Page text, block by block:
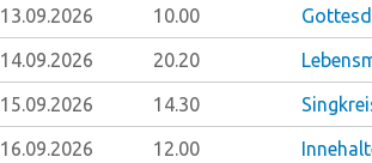
13.09.2026 10.00
14.09.2026 20.20
15.09.2026 14.30
16.09.2026 12.00